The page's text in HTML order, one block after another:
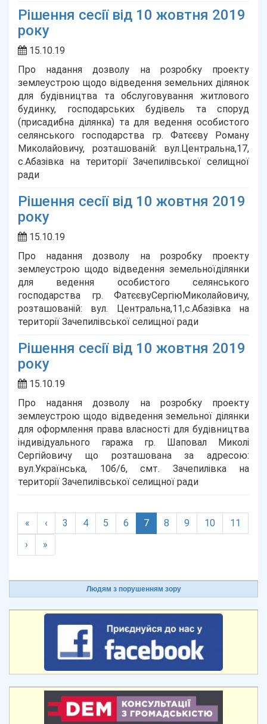
Рішення сесії від 10 жовтня 2019
року
15.10.19
Про надання дозволу на розробку проекту
землеустрою щодо відведення земельних ділянок
для будівництва та обслуговування житлового
будинку, господарських будівель та споруд
(присадибна ділянка) та для ведення особистого
селянського господарства гр. Фатєєву Роману
Миколайовичу, розташованій: вул.Центральна,17,
с.Абазівка на території Зачепилівської селищної
ради
Рішення сесії від 10 жовтня 2019
року
15.10.19
Про надання дозволу на розробку проекту
землеустрою щодо відведення земельноїділянки
для ведення особистого селянського
господарства гр. ФатєєвуСергіюМиколайовичу,
розташованій: вул. Центральна,11,с.Абазівка на
території Зачепилівської селищної ради
Рішення сесії від 10 жовтня 2019
року
15.10.19
Про надання дозволу на розробку проекту
землеустрою щодо відведення земельної ділянки
для оформлення права власності для будівництва
індивідуального гаража гр. Шаповал Миколі
Сергійовичу що розташована за адресою:
вул.Українська, 10б/6, смт. Зачепилівка на
території Зачепилівської селищної ради
« ‹ 3 4 5 6 7(current)
8 9 10
11
›
»
Людям з порушенням зору